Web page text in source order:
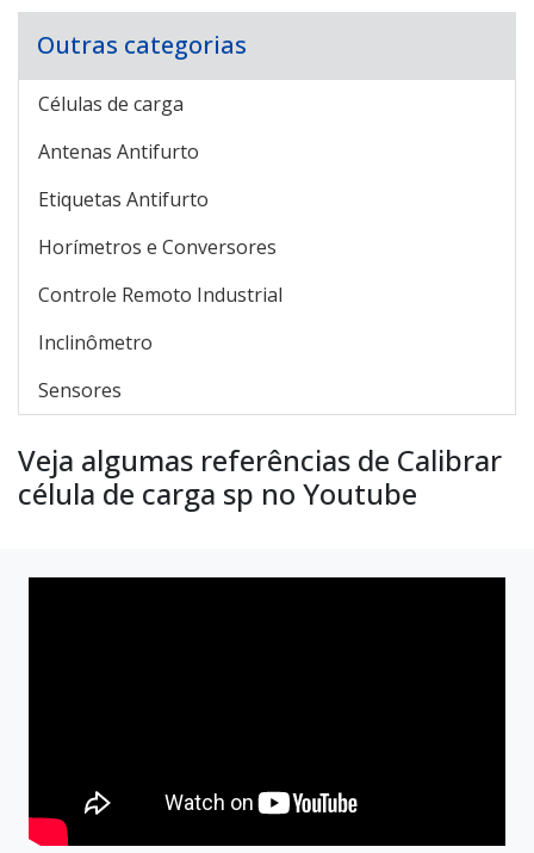
Outras categorias
Células de carga
Antenas Antifurto
Etiquetas Antifurto
Horímetros e Conversores
Controle Remoto Industrial
Inclinômetro
Sensores
Veja algumas referências de Calibrar
célula de carga sp no Youtube